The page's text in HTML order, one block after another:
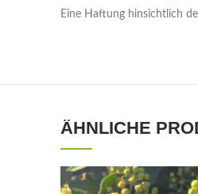
Eine Haftung hinsichtlich
ÄHNLICHE